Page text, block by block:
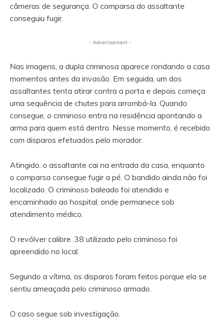
câmeras de segurança. O comparsa do assaltante
conseguiu fugir.
- Advertisement -
Nas imagens, a dupla criminosa aparece rondando a casa
momentos antes da invasão. Em seguida, um dos
assaltantes tenta atirar contra a porta e depois começa
uma sequência de chutes para arrombá-la. Quando
consegue, o criminoso entra na residência apontando a
arma para quem está dentro. Nesse momento, é recebido
com disparos efetuados pelo morador.
Atingido, o assaltante cai na entrada da casa, enquanto
o comparsa consegue fugir a pé. O bandido ainda não foi
localizado. O criminoso baleado foi atendido e
encaminhado ao hospital, onde permanece sob
atendimento médico.
O revólver calibre .38 utilizado pelo criminoso foi
apreendido no local.
Segundo a vítima, os disparos foram feitos porque ela se
sentiu ameaçada pelo criminoso armado.
O caso segue sob investigação.